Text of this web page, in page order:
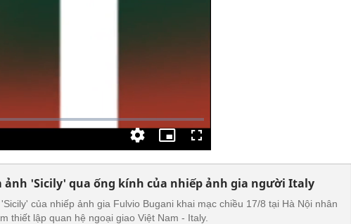
'Sicily' qua ống kính của nhiếp ảnh gia người Italy
của nhiếp ảnh gia Fulvio Bugani khai mạc chiều 17/8 tại Hà Nội nhân
thiết lập quan hệ ngoại giao Việt Nam - Italy.